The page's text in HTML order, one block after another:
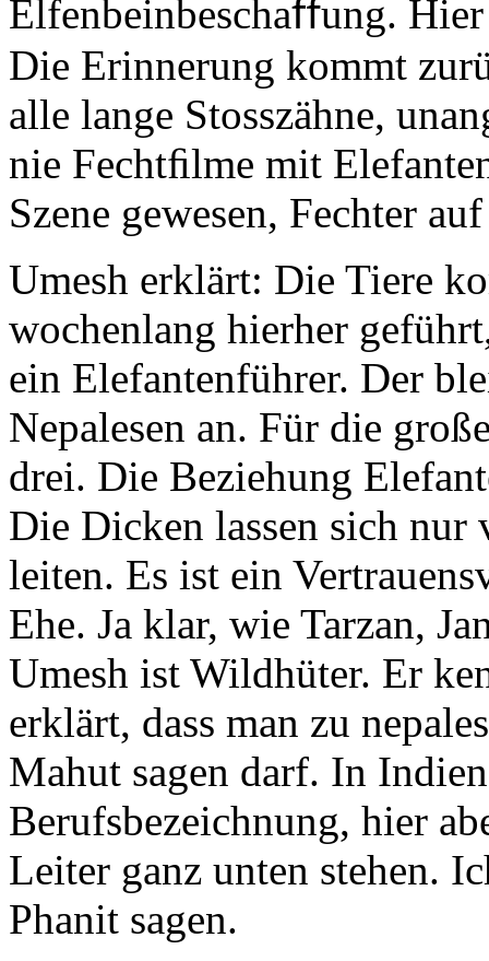
Elfenbeinbeschaﬀung.
Die Erinnerung kommt
alle lange Stosszähne,
nie Fechtﬁlme mit
Szene gewesen, Fechter
Umesh erklärt: Die Tiere
wochenlang hierher
ein Elefantenführer. Der
Nepalesen an. Für die
drei. Die Beziehung
Die Dicken lassen sich nur
leiten. Es ist ein
Ehe. Ja klar, wie Tarzan,
Umesh ist Wildhüter. Er
erklärt, dass man zu
Mahut sagen darf. In
Berufsbezeichnung, hier
Leiter ganz unten stehen.
Phanit sagen.